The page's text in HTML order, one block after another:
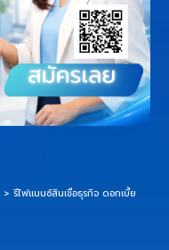
>รีไฟแนนซ์สินเชื่อธุรกิจ ดอกเบี้ย